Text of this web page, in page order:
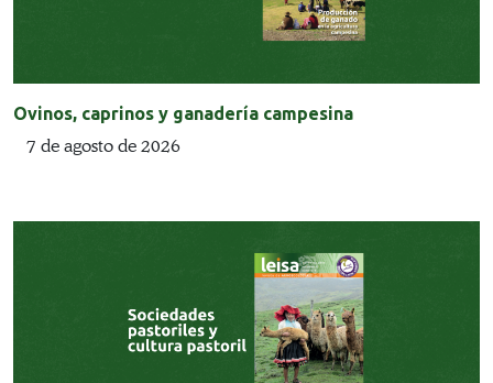
Ovinos, caprinos y ganadería campesina
7 de agosto de 2026